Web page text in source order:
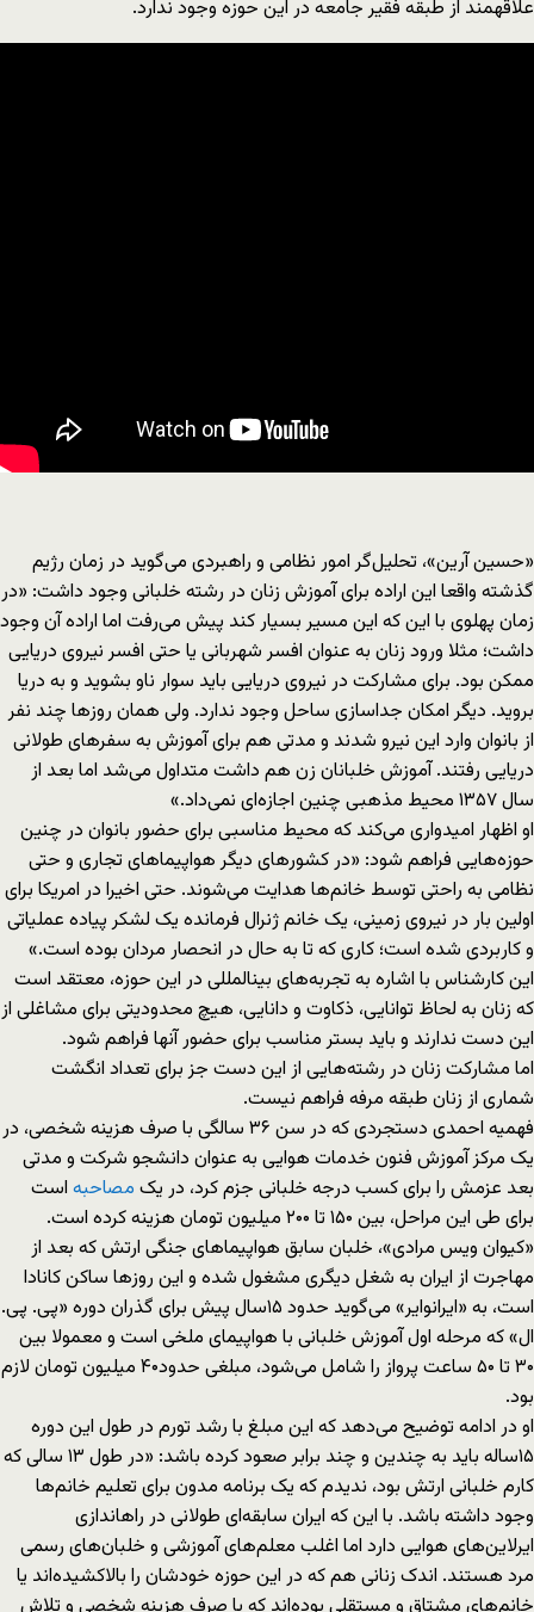
علاقه‎مند از طبقه فقیر جامعه در این حوزه وجود ندارد.
«حسین آرین»، تحلیل‌گر امور نظامی و راهبردی می‌گوید در زمان رژیم
گذشته واقعا این اراده برای آموزش زنان در رشته خلبانی وجود داشت: «در
زمان پهلوی با این که این مسیر بسیار کند پیش می‌رفت اما اراده آن وجود
داشت؛ مثلا ورود زنان به عنوان افسر شهربانی یا حتی افسر نیروی دریایی
ممکن بود. برای مشارکت در نیروی دریایی باید سوار ناو بشوید و به دریا
بروید. دیگر امکان جداسازی ساحل وجود ندارد. ولی همان روزها چند نفر
از بانوان وارد این نیرو شدند و مدتی هم برای آموزش به سفرهای طولانی
دریایی رفتند. آموزش خلبانان زن هم داشت متداول می‌شد اما بعد از
سال ۱۳۵۷ محیط مذهبی چنین اجازه‌‌ای نمی‌داد.»
او اظهار امیدواری می‌کند که محیط مناسبی برای حضور بانوان در چنین
حوزه‌هایی فراهم شود: «در کشورهای دیگر هواپیماهای تجاری و حتی
نظامی به راحتی توسط خانم‌ها هدایت می‌شوند. حتی اخیرا در امریکا برای
اولین بار در نیروی زمینی، یک خانم ژنرال فرمانده یک لشکر پیاده عملیاتی
و کاربردی شده است؛ کاری که تا به حال در انحصار مردان بوده است.»
این کارشناس با اشاره به تجربه‌های بین‎المللی در این حوزه، معتقد است
که زنان به لحاظ توانایی، ذکاوت و دانایی، هیچ محدودیتی برای مشاغلی از
این دست ندارند و باید بستر مناسب برای حضور آن‎ها فراهم شود.
اما مشارکت زنان در رشته‌هایی از این دست جز برای تعداد انگشت
شماری از زنان طبقه مرفه فراهم نیست.
فهمیه احمدی دستجردی که در سن ۳۶ سالگی با صرف هزینه شخصی، در
یک مرکز آموزش فنون خدمات هوایی به عنوان دانشجو شرکت و مدتی
بعد عزمش را برای کسب درجه خلبانی جزم کرد، در یک مصاحبه است
برای طی این مراحل، بین ۱۵۰ تا ۲۰۰ میلیون تومان هزینه کرده است.
«کیوان ویس مرادی»، خلبان سابق هواپیماهای جنگی ارتش که بعد از
مهاجرت از ایران به شغل دیگری مشغول شده و این روزها ساکن کانادا
است، به «ایران‎وایر» می‌گوید حدود ۱۵سال پیش برای گذران دوره «پی. پی.
ال» که مرحله اول آموزش خلبانی با هواپیمای ملخی است و معمولا بین
۳۰ تا ۵۰ ساعت پرواز را شامل می‌شود، مبلغی حدود۴۰ میلیون تومان لازم
بود.
او در ادامه توضیح می‌دهد که این مبلغ با رشد تورم در طول این دوره
۱۵ساله باید به چندین و چند برابر صعود کرده باشد: «در طول ۱۳ سالی که
کارم خلبانی ارتش بود، ندیدم که یک برنامه مدون برای تعلیم خانم‌ها
وجود داشته باشد. با این که ایران سابقه‌‌ای طولانی در راه‎اندازی
ایرلاین‌های هوایی دارد اما اغلب معلم‌های آموزشی و خلبان‌های رسمی
مرد هستند. اندک زنانی هم که در این حوزه خودشان را بالاکشیده‌‌اند یا